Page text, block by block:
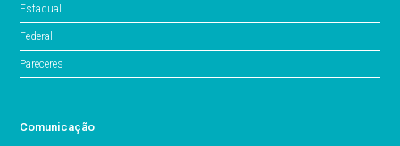
Estadual
Federal
Pareceres
Comunicação